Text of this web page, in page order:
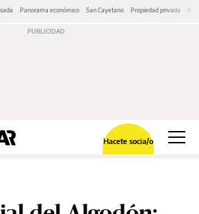
Panorama económico San Cayetano Propiedad privada
Hacete socia/o